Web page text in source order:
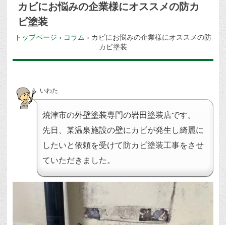
カビにお悩みの企業様にオススメの防カ
ビ塗装
トップページ › コラム › カビにお悩みの企業様にオススメの防
カビ塗装
いわた
焼津市の外壁塗装専門の岩田塗装店です。
先日、某温泉施設の壁にカビが発生し綺麗に
したいと依頼を受けて防カビ塗装工事をさせ
ていただきました。